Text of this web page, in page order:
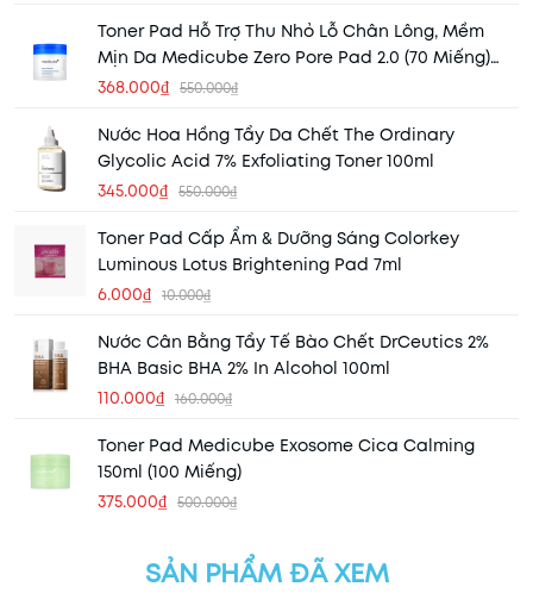
Toner Pad Hỗ Trợ Thu Nhỏ Lỗ Chân Lông, Mềm
Mịn Da Medicube Zero Pore Pad 2.0 (70 Miếng)
(Mẫu Mới) (Nhập Khẩu)
368.000₫ 550.000₫
Nước Hoa Hồng Tẩy Da Chết The Ordinary
Glycolic Acid 7% Exfoliating Toner 100ml
345.000₫ 550.000₫
Toner Pad Cấp Ẩm & Dưỡng Sáng Colorkey
Luminous Lotus Brightening Pad 7ml
6.000₫ 10.000₫
Nước Cân Bằng Tẩy Tế Bào Chết DrCeutics 2%
BHA Basic BHA 2% In Alcohol 100ml
110.000₫ 160.000₫
Toner Pad Medicube Exosome Cica Calming
150ml (100 Miếng)
375.000₫ 500.000₫
SẢN PHẨM ĐÃ XEM